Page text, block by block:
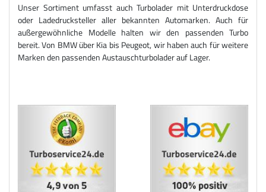
Unser Sortiment umfasst auch Turbolader mit Unterdruckdose
oder Ladedrucksteller aller bekannten Automarken. Auch für
außergewöhnliche Modelle halten wir den passenden Turbo
bereit. Von BMW über Kia bis Peugeot, wir haben auch für weitere
Marken den passenden Austauschturbolader auf Lager.